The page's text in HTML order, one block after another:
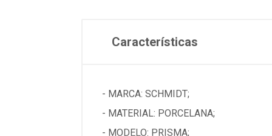
Características
- MARCA: SCHMIDT;
- MATERIAL: PORCELANA;
- MODELO: PRISMA;